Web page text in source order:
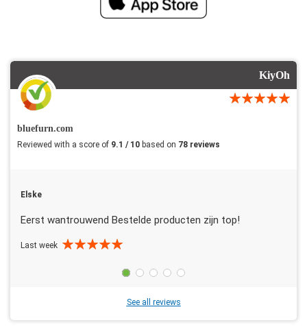
KiyOh
bluefurn.com
Reviewed with a score of 9.1 / 10 based on 78 reviews
Elske
Eerst wantrouwend Bestelde producten zijn top!
Last week
See all reviews